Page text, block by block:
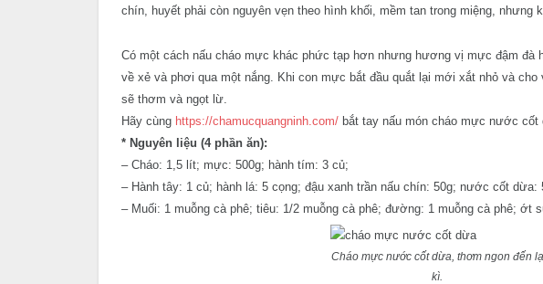
chín, huyết phải còn nguyên vẹn theo hình khối, mềm tan trong miệng, nhưng
Có một cách nấu cháo mực khác phức tạp hơn nhưng hương vị mực đậm
về xẻ và phơi qua một nắng. Khi con mực bắt đầu quắt lại mới xắt nhỏ và
sẽ thơm và ngọt lừ.
Hãy cùng https://chamucquangninh.com/ bắt tay nấu món cháo mực nước cốt
* Nguyên liệu (4 phần ăn):
– Cháo: 1,5 lít; mực: 500g; hành tím: 3 củ;
– Hành tây: 1 củ; hành lá: 5 cọng; đậu xanh trần nấu chín: 50g; nước cốt dừa:
– Muối: 1 muỗng cà phê; tiêu: 1/2 muỗng cà phê; đường: 1 muỗng cà phê; ớt
Cháo mực nước cốt dừa, thơm ngon đến lạ
kì.